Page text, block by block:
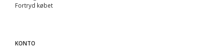
Fortryd købet
KONTO